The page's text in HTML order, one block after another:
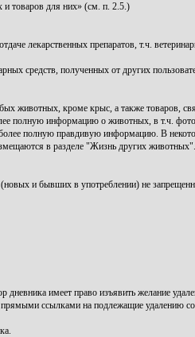
товаров для них» (см. п. 2.5.)
лекарственных препаратов, т.ч.
средств, полученных от других
животных, кроме крыс, а также товаров,
полную информацию о животных, в т.ч.
полную правдивую информацию. В
в разделе "Жизнь других животных".
и бывших в употреблении) не
дневника имеет право изъявить желание
прямыми ссылками на подлежащие удалению